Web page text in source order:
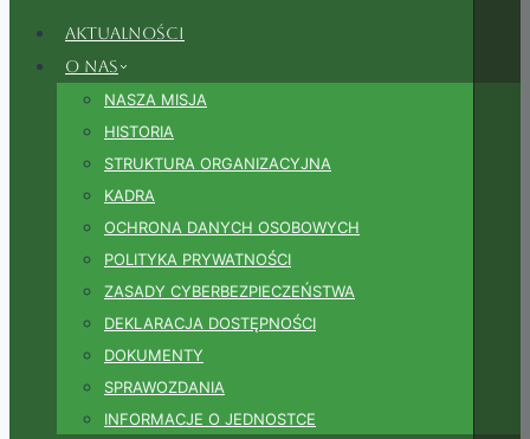
Aktualności
O nas
NASZA MISJA
HISTORIA
STRUKTURA ORGANIZACYJNA
KADRA
OCHRONA DANYCH OSOBOWYCH
POLITYKA PRYWATNOŚCI
ZASADY CYBERBEZPIECZEŃSTWA
DEKLARACJA DOSTĘPNOŚCI
DOKUMENTY
SPRAWOZDANIA
INFORMACJE O JEDNOSTCE